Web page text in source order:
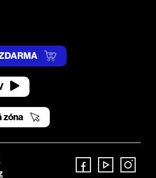
zóna